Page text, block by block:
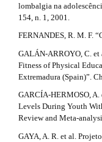
lombalgia na
154, n. 1, 2001.
FERNANDES, R. M. F.
GALÁN-ARROYO, C. et
Fitness of Physical
Extremadura (Spain)”.
GARCÍA-HERMOSO,
Levels During Youth
Review and Meta-
GAYA, A. R. et al.